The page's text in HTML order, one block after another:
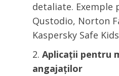
detaliate. Exemple
Qustodio, Norton
Kaspersky Safe
Aplicații pentru
angajaților